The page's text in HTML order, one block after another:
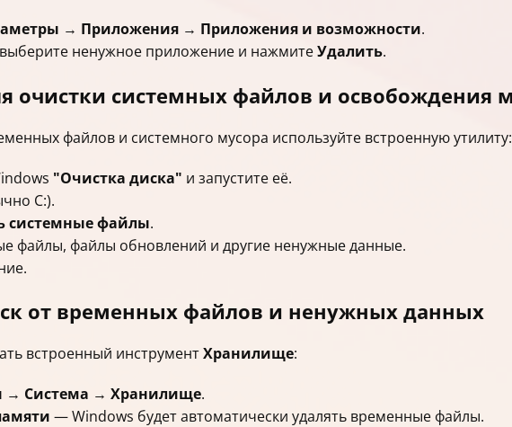
→ Приложения → Приложения и возможности.
ненужное приложение и нажмитеУдалить.
очистки системных файлов и освобождения
файлов и системного мусора используйте встроенную утилиту:
"Очистка диска" и запустите её.
C:).
системные файлы.
файлы, файлы обновлений и другие ненужные данные.
от временных файлов и ненужных данных
встроенный инструментХранилище:
→ Система → Хранилище.
— Windows будет автоматически удалять временные файлы.